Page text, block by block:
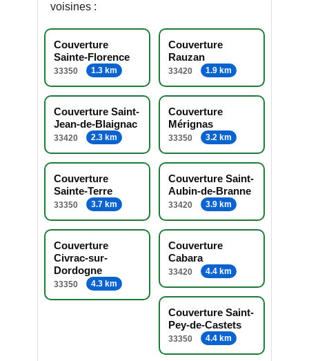
voisines :
Couverture
Sainte-Florence
33350 1.3 km
Couverture
Rauzan
33420 1.9 km
Couverture Saint-
Jean-de-Blaignac
33420 2.3 km
Couverture
Mérignas
33350 3.2 km
Couverture
Sainte-Terre
33350 3.7 km
Couverture Saint-
Aubin-de-Branne
33420 3.9 km
Couverture
Civrac-sur-
Dordogne
33350 4.3 km
Couverture
Cabara
33420 4.4 km
Couverture Saint-
Pey-de-Castets
33350 4.4 km